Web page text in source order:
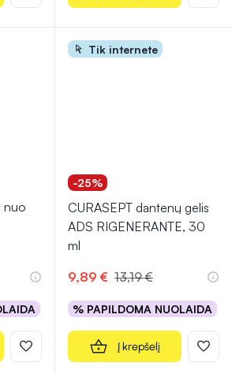
nuo
Tik internete
-25%
CURASEPT dantenų gelis
ADS RIGENERANTE, 30
ml
9,89 € 13,19 €
% PAPILDOMA NUOLAIDA
Į krepšelį